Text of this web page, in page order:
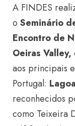
A FINDES
o Seminário
Encontro de
Oeiras Valley,
aos principais
Portugal:
reconhecidos
como Teixeira